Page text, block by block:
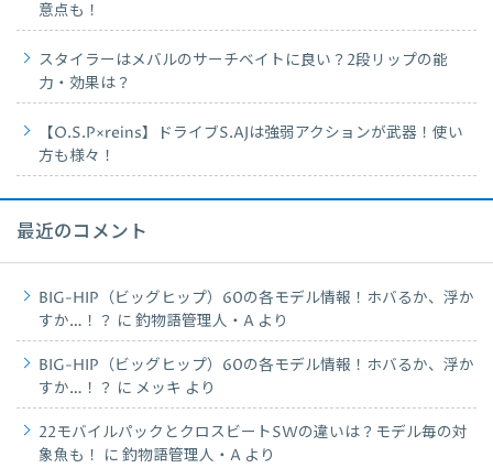
意点も！
スタイラーはメバルのサーチベイトに良い？2段リップの能
力・効果は？
【O.S.P×reins】ドライブS.AJは強弱アクションが武器！使い
方も様々！
最近のコメント
BIG-HIP（ビッグヒップ）60の各モデル情報！ホバるか、浮か
すか…！？ に 釣物語管理人・A より
BIG-HIP（ビッグヒップ）60の各モデル情報！ホバるか、浮か
すか…！？ に メッキ より
22モバイルパックとクロスビートSWの違いは？モデル毎の対
象魚も！
に 釣物語管理人・A より